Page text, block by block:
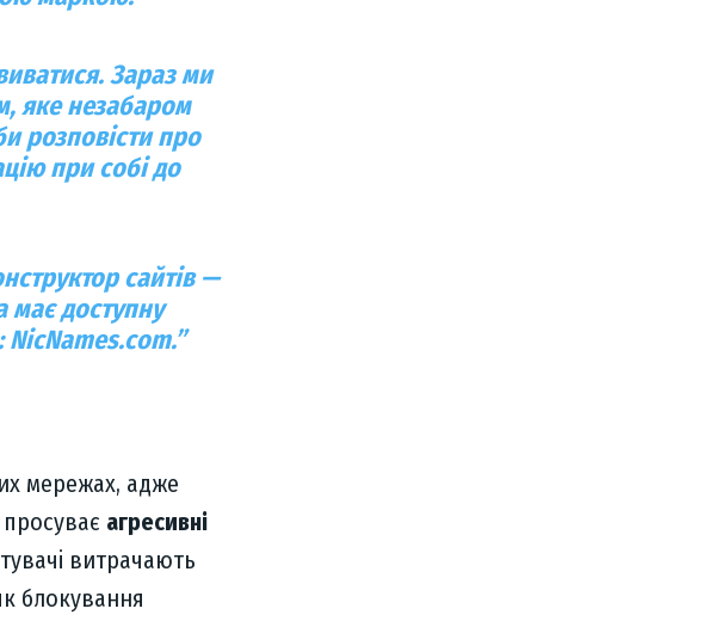
Зараз ми
, яке незабаром
розповісти про
при собі до
сайтів—
маєдоступну
NicNames.com.”
мережах, адже
агресивні
витрачають
блокування